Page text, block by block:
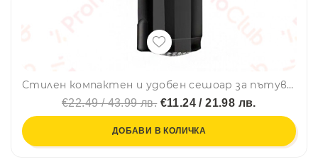
Стилен компактен и удобен сешоар за пътуване DALING 1000W - Черен
€22.49 / 43.99 лв.€11.24 / 21.98 лв.
ДОБАВИ В КОЛИЧКА